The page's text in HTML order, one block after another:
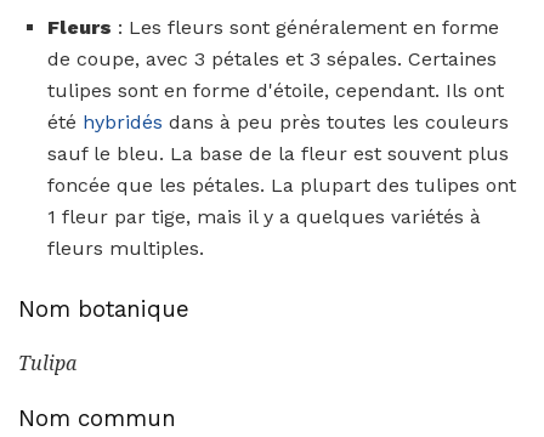
Fleurs : Les fleurs sont généralement en forme
de coupe, avec 3 pétales et 3 sépales. Certaines
tulipes sont en forme d'étoile, cependant. Ils ont
été hybridés dans à peu près toutes les couleurs
sauf le bleu. La base de la fleur est souvent plus
foncée que les pétales. La plupart des tulipes ont
1 fleur par tige, mais il y a quelques variétés à
fleurs multiples.
Nom botanique
Tulipa
Nom commun